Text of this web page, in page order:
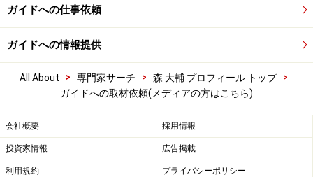
ガイドへの仕事依頼
ガイドへの情報提供
All About > 専門家サーチ > 森 大輔 プロフィール トップ
>
ガイドへの取材依頼(メディアの方はこちら)
会社概要 採用情報
投資家情報 広告掲載
利用規約 プライバシーポリシー